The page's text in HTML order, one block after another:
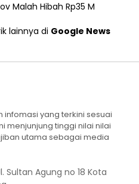
Malah Hibah Rp35 M
lainnya di Google News
yang terkini sesuai
menjunjung tinggi nilai nilai
utama sebagai media
Sultan Agung no 18 Kota